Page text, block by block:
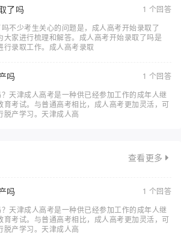
了吗
1 个回答
不少考生关心的问题是，成人高考开始录取了
大家进行梳理和解答。成人高考开始录取了吗是
行录取工作。成人高考录取
吗
1 个回答
天津成人高考是一种供已经参加工作的成年人继
育考试。与普通高考相比，成人高考更加灵活，可
脱产学习。天津成人高
查看更多
吗
1 个回答
天津成人高考是一种供已经参加工作的成年人继
育考试。与普通高考相比，成人高考更加灵活，可
脱产学习。天津成人高